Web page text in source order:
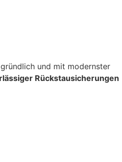
und mit modernster
Rückstausicherungen